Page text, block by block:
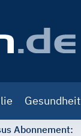
Gesundheit
Abonnement: